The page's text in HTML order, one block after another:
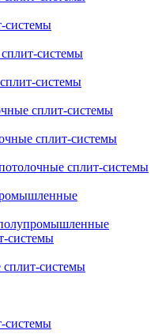
системы
системы
системы
сплит-системы
сплит-системы
сплит-системы
системы
системы
системы